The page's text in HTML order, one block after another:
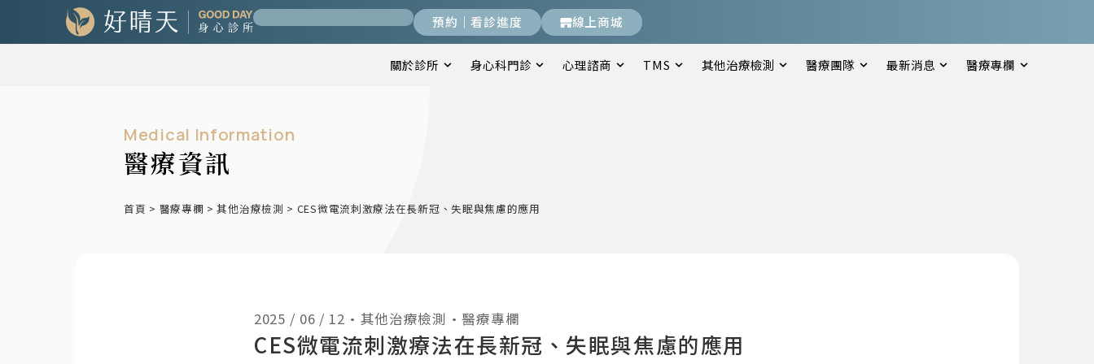
預約｜看診進度 線上商城
關於診所 身心科門診 心理諮商 TMS 其他治療檢測 醫療團隊 最新消息 醫療專欄
Medical Information
醫療資訊
首頁 > 醫療專欄 >其他治療檢測 > CES微電流刺激療法在長新冠、失眠與焦慮的應用
2025 / 06 / 12 • 其他治療檢測 •醫療專欄
CES微電流刺激療法在長新冠、失眠與焦慮的應用